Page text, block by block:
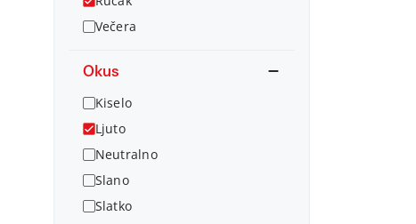
Večera
Okus
Kiselo
Ljuto
Neutralno
Slano
Slatko